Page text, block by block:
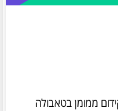
ממומן בטאבולה